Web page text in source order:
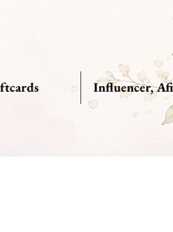
Influencer,